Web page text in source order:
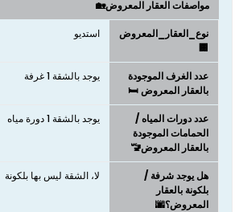
مواصفات العقار المعروض🏡
نوع_العقار_المعروض
🏢
استديو
عدد الغرف الموجودة
بالعقار المعروض 🛏️
يوجد بالشقة 1 غرفة
عدد دورات المياه /
الحمامات الموجودة
بالعقار المعروض🚾
يوجد بالشقة 1 دورة مياه
هل يوجد شرفة /
بلكونة بالعقار
المعروض؟🌆
لا، الشقة ليس بها بلكونة